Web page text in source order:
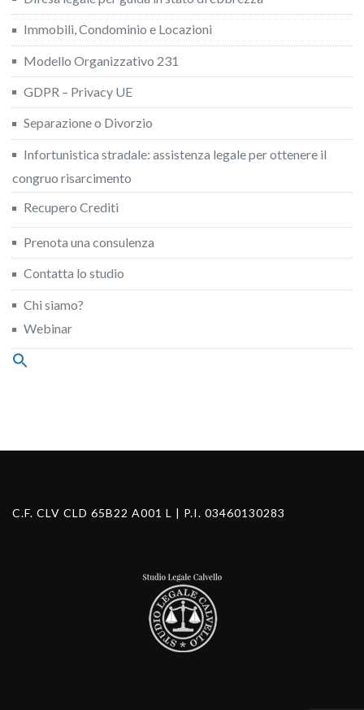
Immobili, Condominio e Locazioni
Modello Organizzativo 231
GDPR – Privacy UE
Separazione o Divorzio
Infortunistica stradale: assistenza legale per ottenere il
congruo risarcimento
Recupero Crediti
Prenota una consulenza
Contatta lo studio
Chi siamo?
Webinar
Search
C.F. CLV CLD 65B22 A001 L | P.I. 03460130283